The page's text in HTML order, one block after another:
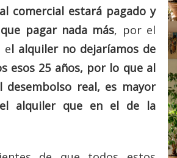
comercial estará pagado y
pagar nada más, por el
el alquiler no dejaríamos de
esos 25 años, por lo que al
desembolso real, es mayor
alquiler que en el de la